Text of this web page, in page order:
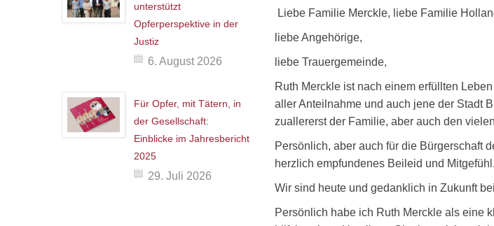
Liebe Familie Merckle, liebe Familie
liebe Angehörige,
liebe Trauergemeinde,
Ruth Merckle ist nach einem erfüllten
aller Anteilnahme und auch jene der Stadt
zuallererst der Familie, aber auch den
Persönlich, aber auch für die Bürgerschaft
herzlich empfundenes Beileid und Mitgefühl.
Wir sind heute und gedanklich in Zukunft
Persönlich habe ich Ruth Merckle als eine
unterstützt
Opferperspektive in der
Justiz
6. August 2026
Für Opfer, mit Tätern, in
der Gesellschaft:
Einblicke im Jahresbericht
2025
29. Juli 2026